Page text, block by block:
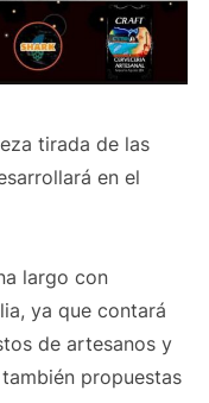
tirada de las
en el
largo con
ya que contará
de artesanos y
propuestas